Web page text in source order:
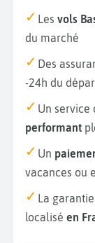
Les vols
du marché
Des
-24h du
Un service
performant
Un
vacances ou
La
localisé en